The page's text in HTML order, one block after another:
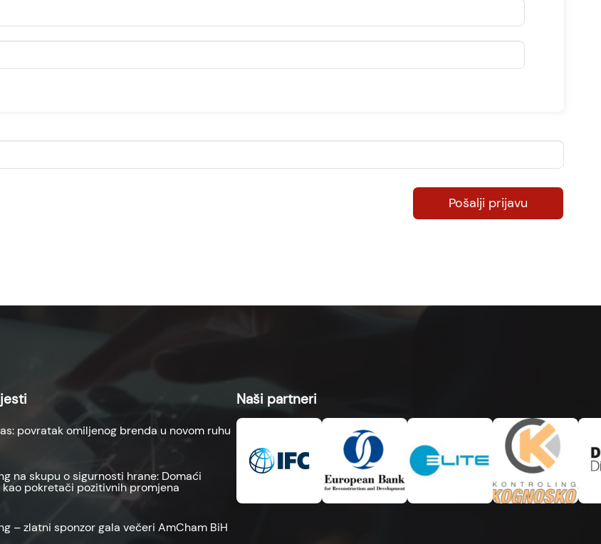
Pošalji prijavu
povratak omiljenog brenda u novom ruhu
na skupu o sigurnosti hrane: Domaći
pokretači pozitivnih promjena
– zlatni sponzor gala večeri AmCham BiH
Naši partneri